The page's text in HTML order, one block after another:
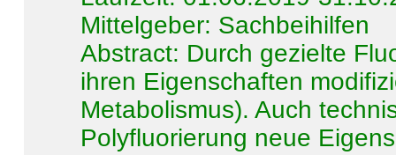
Mittelgeber: Sachbeihilfen
Abstract: Durch gezielte
ihren Eigenschaften
Metabolismus). Auch
Polyfluorierung neue